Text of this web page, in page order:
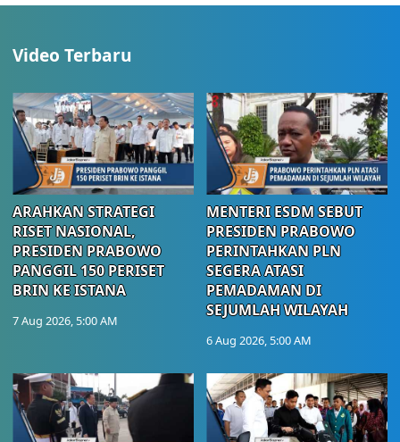
Video Terbaru
ARAHKAN STRATEGI
RISET NASIONAL,
PRESIDEN PRABOWO
PANGGIL 150 PERISET
BRIN KE ISTANA
7 Aug 2026, 5:00 AM
MENTERI ESDM SEBUT
PRESIDEN PRABOWO
PERINTAHKAN PLN
SEGERA ATASI
PEMADAMAN DI
SEJUMLAH WILAYAH
6 Aug 2026, 5:00 AM